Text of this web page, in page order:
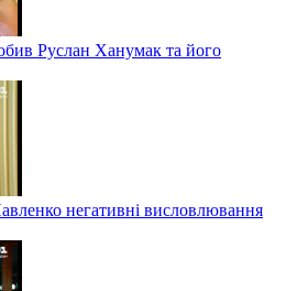
Руслан Ханумак та його
негативні висловлювання